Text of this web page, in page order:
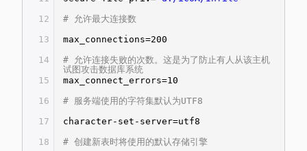
12
13
14
15
16
17
18
# 允许最大连接数
max_connections=200
# 允许连接失败的次数。这是为了防止有人从该主机
试图攻击数据库系统
max_connect_errors=10
# 服务端使用的字符集默认为UTF8
character-set-server=utf8
# 创建新表时将使用的默认存储引擎